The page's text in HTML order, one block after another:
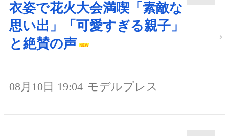
衣姿で花火大会満喫「素敵な
思い出」「可愛すぎる親子」
と絶賛の声
08月10日 19:04 モデルプレス